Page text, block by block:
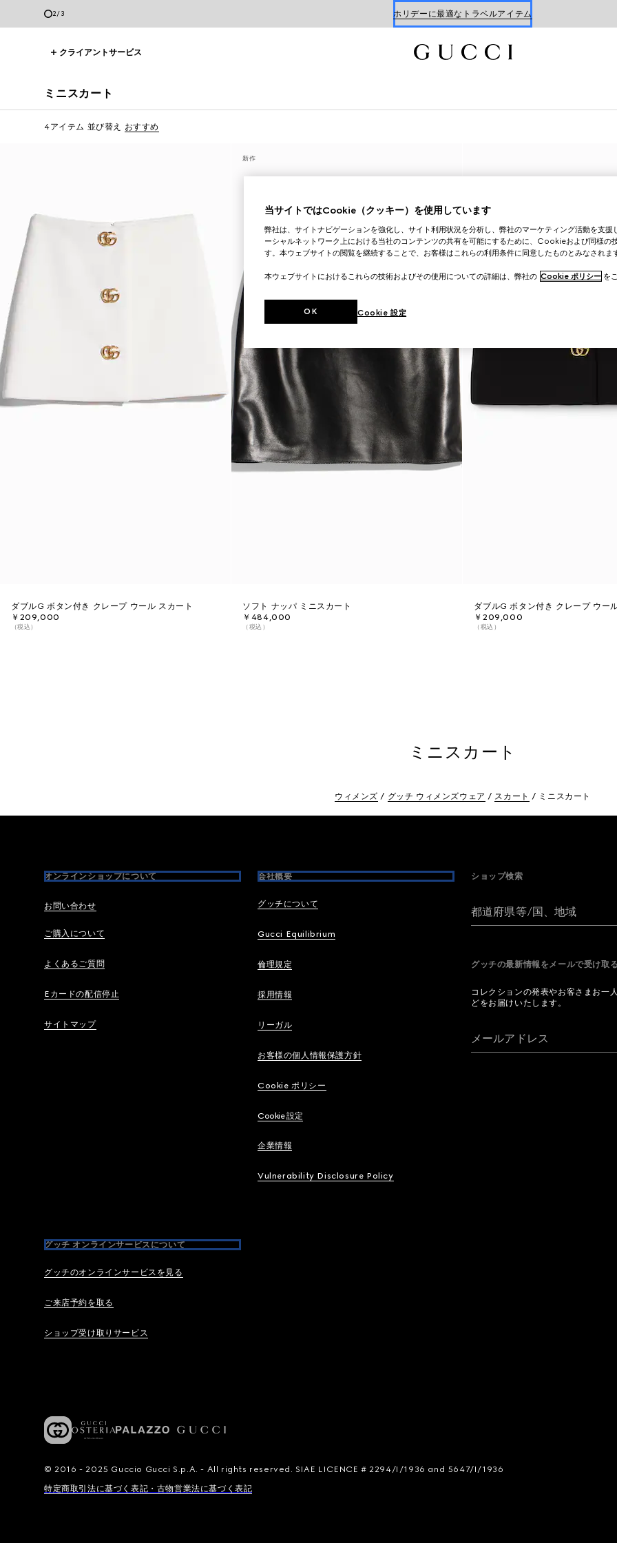
2/3 ホリデーに最適なトラベルアイテム
クライアントサービス
ミニスカート
4アイテム 並び替え おすすめ
ダブルG ボタン付き クレープ ウール スカート
￥209,000
（税込）
新作
ソフト ナッパ ミニスカート
￥484,000
（税込）
ダブルG ボタン付き クレープ ウー
￥209,000
（税込）
ミニスカート
ウィメンズ グッチ ウィメンズウェア スカート ミニスカート
オンラインショップについて
お問い合わせ
ご購入について
よくあるご質問
Eカードの配信停止
サイトマップ
会社概要
グッチについて
Gucci Equilibrium
倫理規定
採用情報
リーガル
お客様の個人情報保護方針
Cookie ポリシー
Cookie 設定
企業情報
Vulnerability Disclosure Policy
グッチ オンラインサービスについて
グッチのオンラインサービスを見る
ご来店予約を取る
ショップ受け取りサービス
ショップ検索
都道府県等/国、地域
グッチの最新情報をメールで受け取
コレクションの発表やお客さまお一
どをお届けいたします。
メールアドレス
© 2016 - 2025 Guccio Gucci S.p.A. - All rights reserved. SIAE LICENCE # 2294/I/1936 and 5647/I/1936
特定商取引法に基づく表記・古物営業法に基づく表記
当サイトではCookie（クッキー）を使用しています
弊社は、サイトナビゲーションを強化し、サイト利用状況を分析し、弊社のマーケティング活動を支援
ーシャルネットワーク上における当社のコンテンツの共有を可能にするために、Cookieおよび同様の
す。本ウェブサイトの閲覧を継続することで、お客様はこれらの利用条件に同意したものとみなされま
本ウェブサイトにおけるこれらの技術およびその使用についての詳細は、弊社の Cookie ポリシー を
Cookie 設定
OK